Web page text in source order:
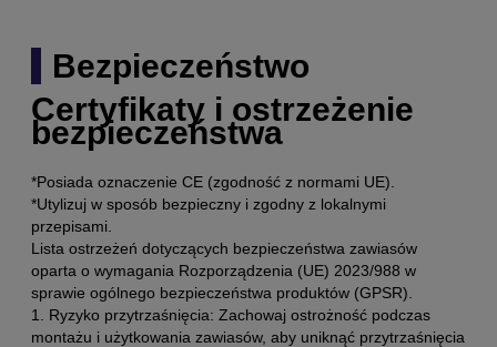
Bezpieczeństwo
Certyfikaty i ostrzeżenie
bezpieczeństwa
*Posiada oznaczenie CE (zgodność z normami UE).
*Utylizuj w sposób bezpieczny i zgodny z lokalnymi
przepisami.
Lista ostrzeżeń dotyczących bezpieczeństwa zawiasów
oparta o wymagania Rozporządzenia (UE) 2023/988 w
sprawie ogólnego bezpieczeństwa produktów (GPSR).
1. Ryzyko przytrzaśnięcia: Zachowaj ostrożność podczas
montażu i użytkowania zawiasów, aby uniknąć przytrzaśnięcia